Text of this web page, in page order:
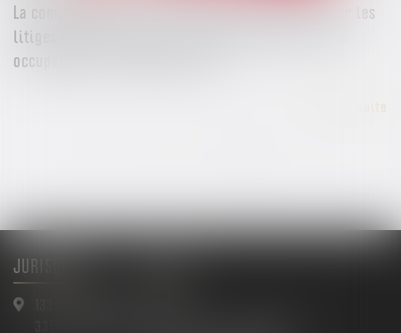
La compétence de la juridiction administrative sur les
litiges d’autorisations et contrats portant sur des
occupations du domaine public
Lire la suite
JURISQUAD